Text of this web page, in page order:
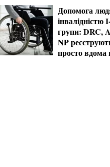
Допомога
інвалідністю
групи: DRC,
NP
просто вдома